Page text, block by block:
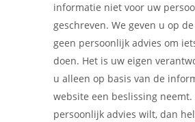
informatie niet voor uw
geschreven. We geven u op
geen persoonlijk advies om
doen. Het is uw eigen
u alleen op basis van de
website een beslissing neemt.
persoonlijk advies wilt, dan